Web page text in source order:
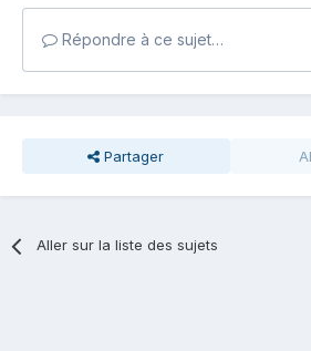
Répondre à ce sujet…
Partager
Aller sur la liste des sujets